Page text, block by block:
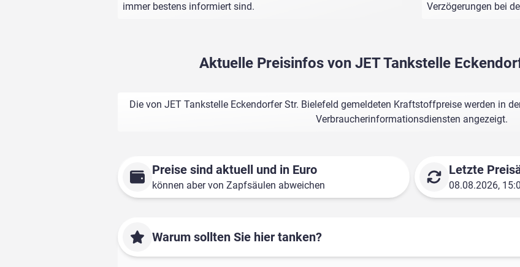
immer bestens informiert sind.
Verzögerungen bei
Aktuelle Preisinfos von JET Tankstelle
Die von JET Tankstelle Eckendorfer Str. Bielefeld gemeldeten Kraftstoffpreise werden in
Verbraucherinformationsdiensten angezeigt.
Preise sind aktuell und in Euro
können aber von Zapfsäulen abweichen
Letzte
08.08.2026,
Warum sollten Sie hier tanken?